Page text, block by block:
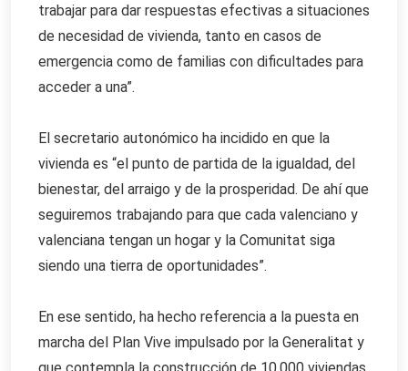
trabajar para dar respuestas efectivas a situaciones
de necesidad de vivienda, tanto en casos de
emergencia como de familias con dificultades para
acceder a una”.
El secretario autonómico ha incidido en que la
vivienda es “el punto de partida de la igualdad, del
bienestar, del arraigo y de la prosperidad. De ahí que
seguiremos trabajando para que cada valenciano y
valenciana tengan un hogar y la Comunitat siga
siendo una tierra de oportunidades”.
En ese sentido, ha hecho referencia a la puesta en
marcha del Plan Vive impulsado por la Generalitat y
que contempla la construcción de 10.000 viviendas